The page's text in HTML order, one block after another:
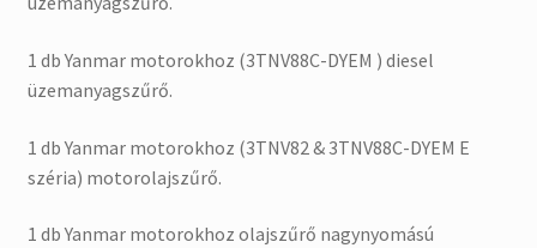
1 db Yanmar motorokhoz (3TNV88C-DYEM ) diesel
üzemanyagszűrő.
1 db Yanmar motorokhoz (3TNV82 & 3TNV88C-DYEM E
széria) motorolajszűrő.
1 db Yanmar motorokhoz olajszűrő nagynyomású